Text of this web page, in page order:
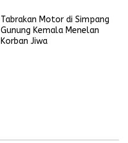
Tabrakan Motor di Simpang
Gunung Kemala Menelan
Korban Jiwa